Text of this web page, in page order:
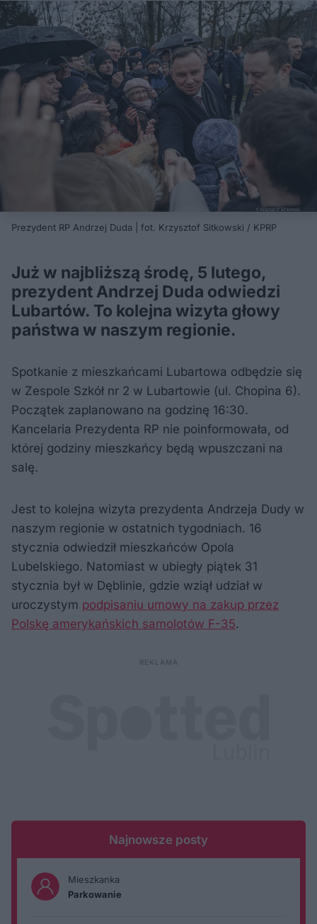
Prezydent RP Andrzej Duda | fot. Krzysztof Sitkowski / KPRP
Już w najbliższą środę, 5 lutego,
prezydent Andrzej Duda odwiedzi
Lubartów. To kolejna wizyta głowy
państwa w naszym regionie.
Spotkanie z mieszkańcami Lubartowa odbędzie się
w Zespole Szkół nr 2 w Lubartowie (ul. Chopina 6).
Początek zaplanowano na godzinę 16:30.
Kancelaria Prezydenta RP nie poinformowała, od
której godziny mieszkańcy będą wpuszczani na
salę.
Jest to kolejna wizyta prezydenta Andrzeja Dudy w
naszym regionie w ostatnich tygodniach. 16
stycznia odwiedził mieszkańców Opola
Lubelskiego. Natomiast w ubiegły piątek 31
stycznia był w Dęblinie, gdzie wziął udział w
uroczystym podpisaniu umowy na zakup przez
Polskę amerykańskich samolotów F-35.
Najnowsze posty
Mieszkanka
Parkowanie